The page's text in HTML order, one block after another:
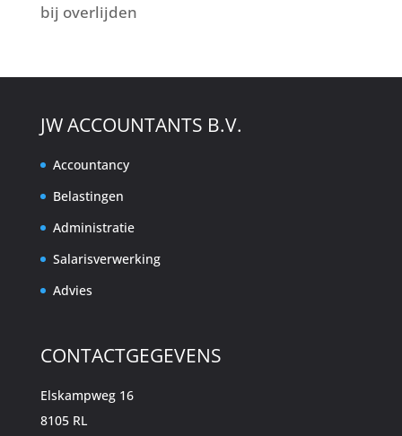
bij overlijden
JW ACCOUNTANTS B.V.
Accountancy
Belastingen
Administratie
Salarisverwerking
Advies
CONTACTGEGEVENS
Elskampweg 16
8105 RL